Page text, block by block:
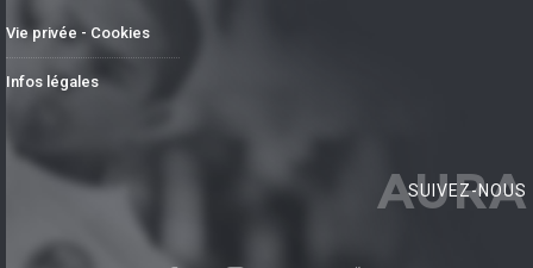
Vie privée - Cookies
Infos légales
AURA
SUIVEZ-NOUS